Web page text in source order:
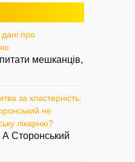
про
мешканців,
за кластерність:
не
лікарню?
Сторонський